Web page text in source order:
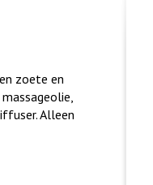
zoete en
Alleen